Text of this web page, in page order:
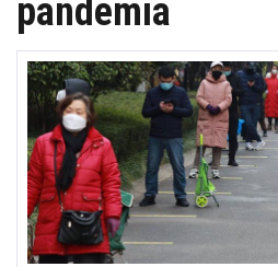
pandemia